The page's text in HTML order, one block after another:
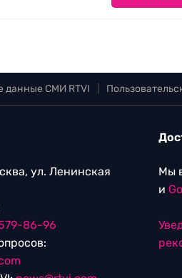
данные СМИ RTVI
ул. Ленинская
86-96
Мы
и